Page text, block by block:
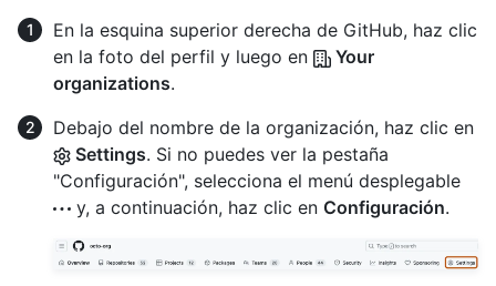
En la esquina superior derecha de GitHub, haz clic
en la foto del perfil y luego en
Your
organizations.
Debajo del nombre de la organización, haz clic en
Settings. Si no puedes ver la pestaña
"Configuración", selecciona el menú desplegable
y, a continuación, haz clic en Configuración.